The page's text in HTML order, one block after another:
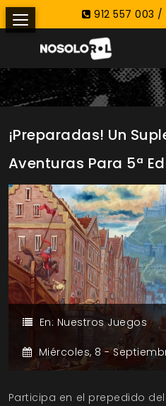
912 557 003
¡Preparadas! Un
Aventuras Para 5ª
En: Nuestros Juegos
Miércoles, 8 -
Participa en el prepedido